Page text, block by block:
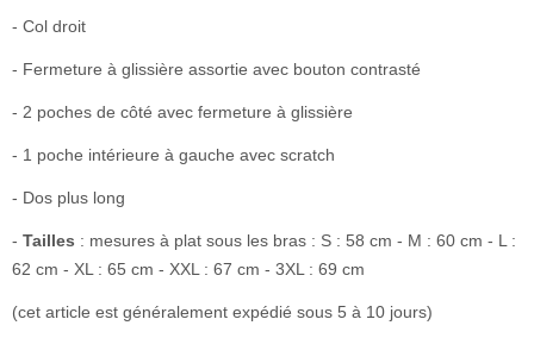
- Col droit
- Fermeture à glissière assortie avec bouton contrasté
- 2 poches de côté avec fermeture à glissière
- 1 poche intérieure à gauche avec scratch
- Dos plus long
- Tailles : mesures à plat sous les bras : S : 58 cm - M : 60 cm - L :
62 cm - XL : 65 cm - XXL : 67 cm - 3XL : 69 cm
(cet article est généralement expédié sous 5 à 10 jours)